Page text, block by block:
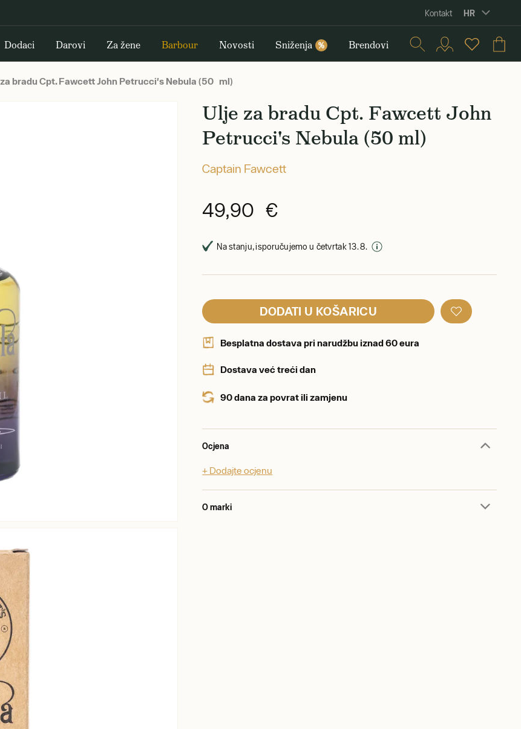
Kontakt HR
Dodaci Darovi Za žene Barbour Novosti Sniženja % Brendovi
bradu Cpt. Fawcett John Petrucci's Nebula (50 ml)
Ulje za bradu Cpt. Fawcett John
Petrucci's Nebula (50 ml)
Captain Fawcett
49,90 €
Na stanju, isporučujemo u četvrtak 13. 8.
DODATI U KOŠARICU
Besplatna dostava pri narudžbu iznad 60 eura
Dostava već treći dan
90 dana za povrat ili zamjenu
Ocjena
+ Dodajte ocjenu
O marki